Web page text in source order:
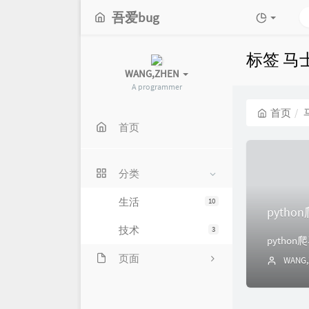
吾爱bug
WANG,ZHEN
A programmer
首页
分类
10
生活
3
技术
页面
标签 马
首页
python